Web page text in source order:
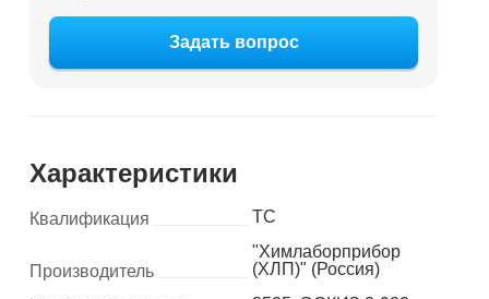
Задать вопрос
Характеристики
Квалификация ТС
Производитель
"Химлаборприбор
(ХЛП)" (Россия)